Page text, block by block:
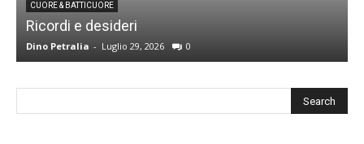
CUORE & BATTICUORE
Ricordi e desideri
Dino Petralia - Luglio 29, 2026 0